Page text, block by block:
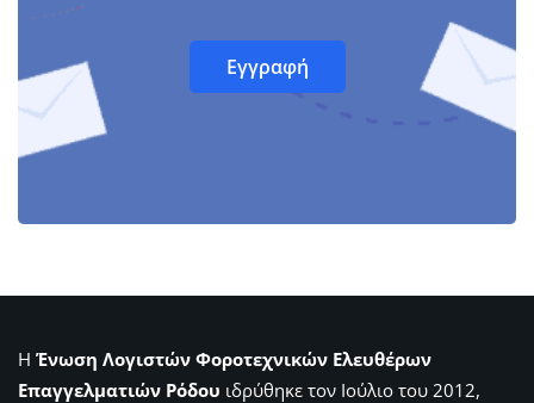
Η Ένωση Λογιστών Φοροτεχνικών Ελευθέρων
Επαγγελματιών Ρόδου ιδρύθηκε τον Ιούλιο του 2012,